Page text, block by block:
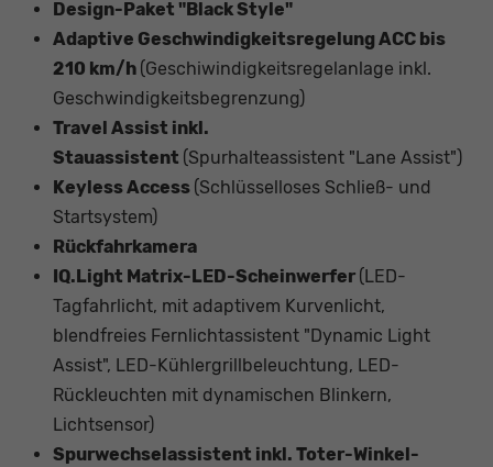
Design-Paket "Black Style"
Adaptive Geschwindigkeitsregelung ACC bis
210 km/h (Geschiwindigkeitsregelanlage inkl.
Geschwindigkeitsbegrenzung)
Travel Assist inkl.
Stauassistent (Spurhalteassistent "Lane Assist")
Keyless Access (Schlüsselloses Schließ- und
Startsystem)
Rückfahrkamera
IQ.Light Matrix-LED-Scheinwerfer (LED-
Tagfahrlicht, mit adaptivem Kurvenlicht,
blendfreies Fernlichtassistent "Dynamic Light
Assist", LED-Kühlergrillbeleuchtung, LED-
Rückleuchten mit dynamischen Blinkern,
Lichtsensor)
Spurwechselassistent inkl. Toter-Winkel-